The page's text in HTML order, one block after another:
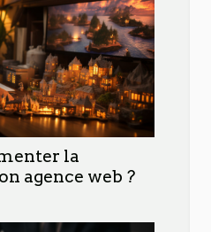
la
agence web ?